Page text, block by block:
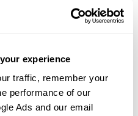
experience
traffic, remember your
performance of our
Ads and our email